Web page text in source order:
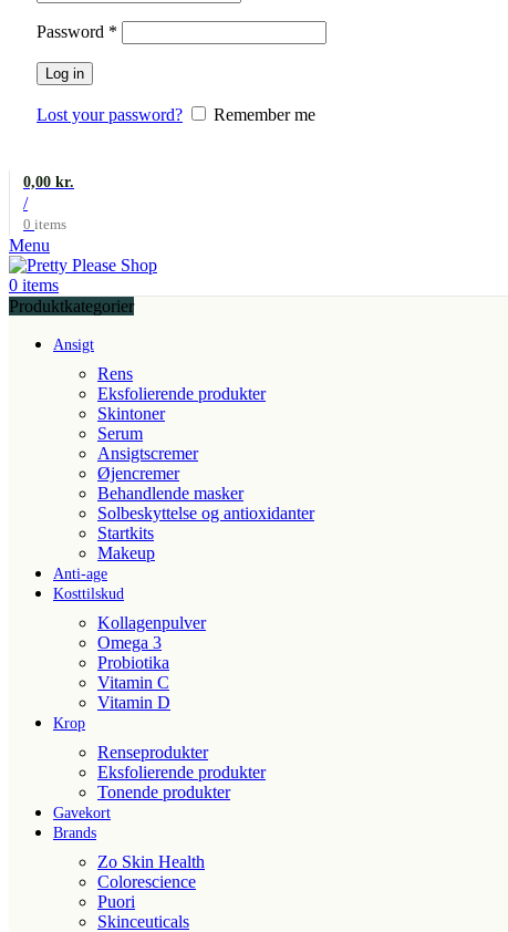
Password *
Log in
Lost your password? Remember me
0 items
/
0,00 kr.
Menu
0 items
Produktkategorier
Ansigt
Rens
Eksfolierende produkter
Skintoner
Serum
Ansigtscremer
Øjencremer
Behandlende masker
Solbeskyttelse og antioxidanter
Startkits
Makeup
Anti-age
Kosttilskud
Kollagenpulver
Omega 3
Probiotika
Vitamin C
Vitamin D
Krop
Renseprodukter
Eksfolierende produkter
Tonende produkter
Gavekort
Brands
Zo Skin Health
Colorescience
Puori
Skinceuticals